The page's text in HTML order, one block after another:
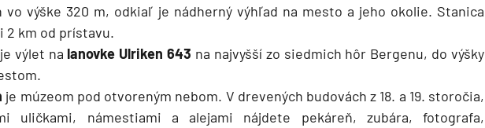
vo výške 320 m, odkiaľ je nádherný výhľad na mesto a jeho okolie. Stanica
2 km od prístavu.
výlet na lanovke Ulriken 643 na najvyšší zo siedmich hôr Bergenu, do výšky
je múzeom pod otvoreným nebom. V drevených budovách z 18. a 19. storočia,
uličkami, námestiami a alejami nájdete pekáreň, zubára, fotografa,